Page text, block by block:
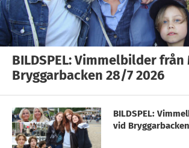
BILDSPEL: Vimmelbilder från
Bryggarbacken 28/7 2026
BILDSPEL:
vid